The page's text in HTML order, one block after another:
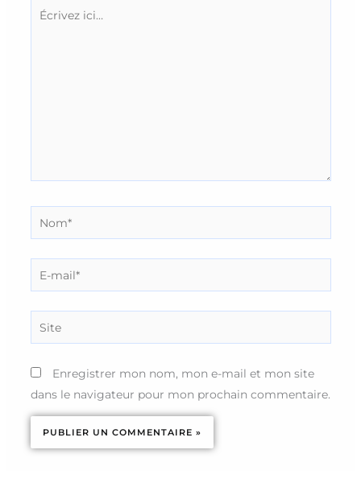
Nom*
E-
mail*
Site
Enregistrer mon nom, mon e-mail et mon site
dans le navigateur pour mon prochain commentaire.